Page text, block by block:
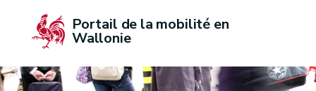
Portail de la mobilité en
Wallonie